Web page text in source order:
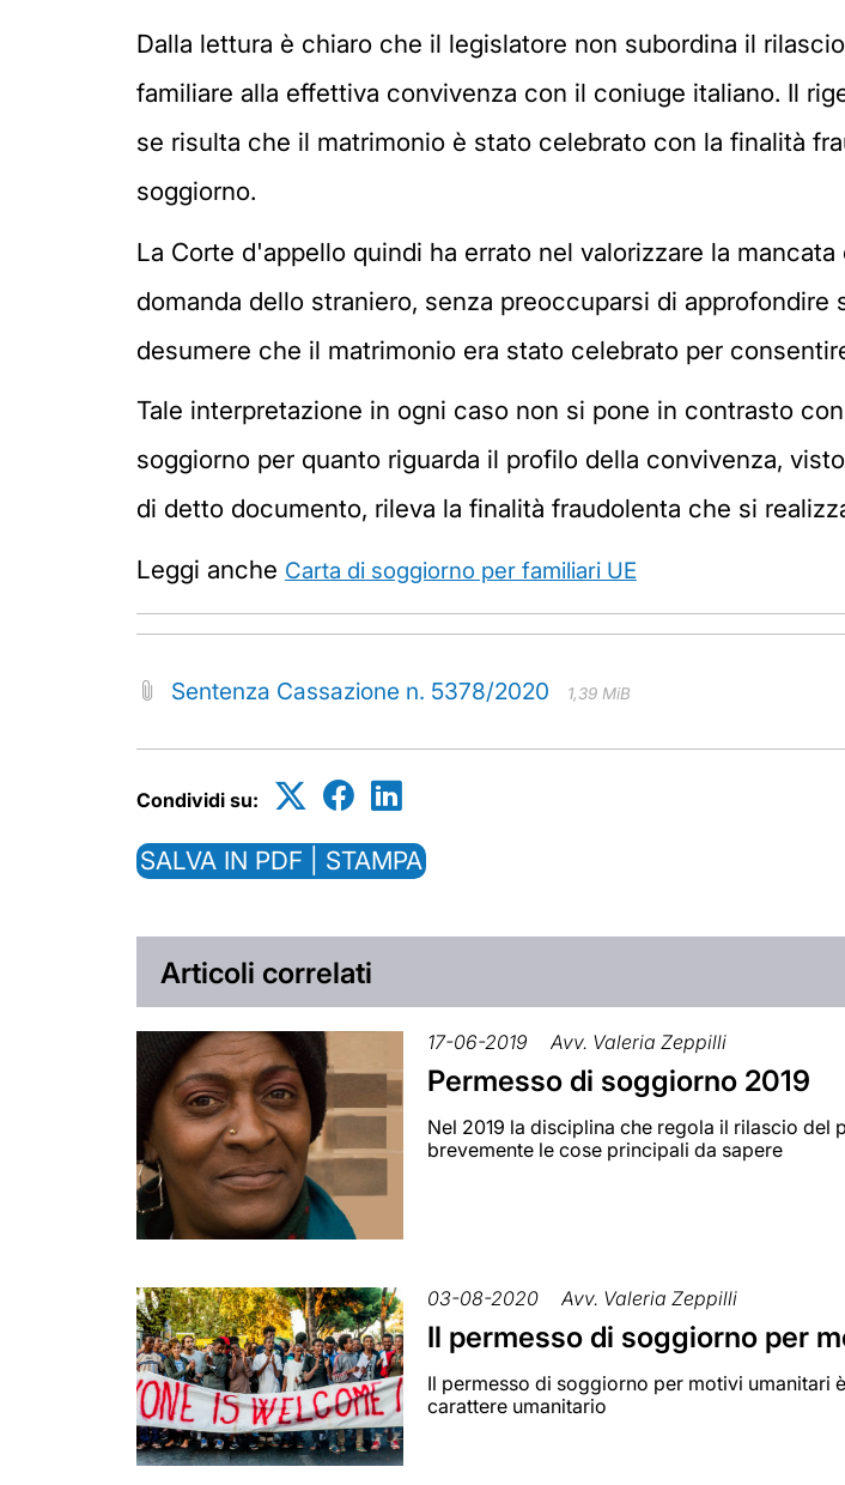
Dalla lettura è chiaro che il legislatore non subordina il
familiare alla effettiva convivenza con il coniuge italiano. Il
se risulta che il matrimonio è stato celebrato con la finalità
soggiorno.
La Corte d'appello quindi ha errato nel valorizzare la
domanda dello straniero, senza preoccuparsi di
desumere che il matrimonio era stato celebrato per
Tale interpretazione in ogni caso non si pone in contrasto
soggiorno per quanto riguarda il profilo della convivenza,
di detto documento, rileva la finalità fraudolenta che si
Leggi anche Carta di soggiorno per familiari UE
Sentenza Cassazione n. 5378/2020 1,39 MiB
Condividi su:
SALVA IN PDF | STAMPA
Articoli correlati
17-06-2019 Avv. Valeria Zeppilli
Permesso di soggiorno 2019
Nel 2019 la disciplina che regola il rilascio
brevemente le cose principali da sapere
03-08-2020 Avv. Valeria Zeppilli
Il permesso di soggiorno per
Il permesso di soggiorno per motivi umanitari
carattere umanitario